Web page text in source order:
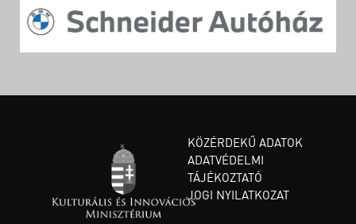
KÖZÉRDEKŰ ADATOK
ADATVÉDELMI
TÁJÉKOZTATÓ
JOGI NYILATKOZAT